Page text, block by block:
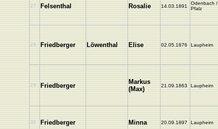
27 Felsenthal Rosalie 14.03.1891
Odenbach /
Pfalz
28 Friedberger Löwenthal Elise 02.05.1876 Laupheim
29 Friedberger
Markus
(Max)
21.09.1863 Laupheim
30 Friedberger Minna 20.09.1897 Laupheim